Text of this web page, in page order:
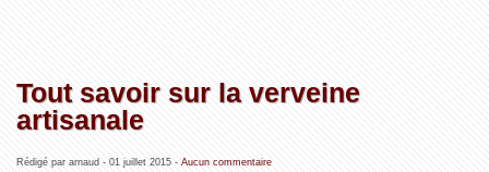
Tout savoir sur la verveine
artisanale
Rédigé par arnaud - 01 juillet 2015- Aucun commentaire